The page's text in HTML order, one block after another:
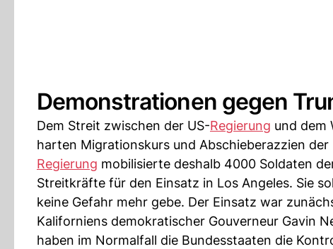
Demonstrationen gegen
Dem Streit zwischen der US-Regierung und dem
harten Migrationskurs und Abschieberazzien
Regierung mobilisierte deshalb 4000 Soldaten
Streitkräfte für den Einsatz in Los Angeles. Sie
keine Gefahr mehr gebe. Der Einsatz war
Kaliforniens demokratischer Gouverneur Gavin
haben im Normalfall die Bundesstaaten die